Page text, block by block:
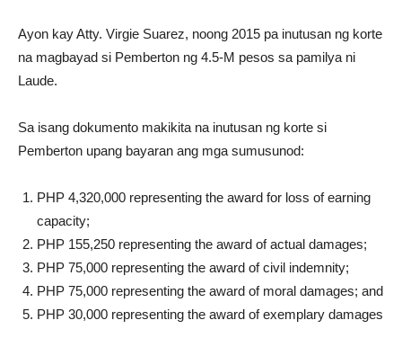
Ayon kay Atty. Virgie Suarez, noong 2015 pa inutusan ng korte
na magbayad si Pemberton ng 4.5-M pesos sa pamilya ni
Laude.
Sa isang dokumento makikita na inutusan ng korte si
Pemberton upang bayaran ang mga sumusunod:
PHP 4,320,000 representing the award for loss of earning
capacity;
PHP 155,250 representing the award of actual damages;
PHP 75,000 representing the award of civil indemnity;
PHP 75,000 representing the award of moral damages; and
PHP 30,000 representing the award of exemplary damages